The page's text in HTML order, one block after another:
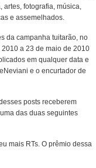
artes, fotografia, música,
e assemelhados.
da campanha tuitarão, no
a 23 de maio de 2010
em qualquer data e
e o encurtador de
posts receberem
das duas seguintes
mais RTs. O prêmio dessa